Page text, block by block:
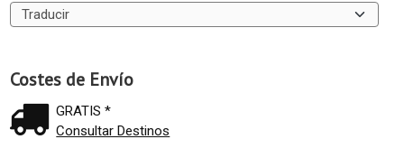
Costes de Envío
GRATIS *
Consultar Destinos